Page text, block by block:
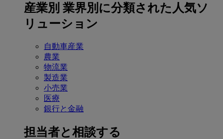
産業別 業界別に分類された人気ソ
リューション
自動車産業
農業
物流業
製造業
小売業
医療
銀行と金融
担当者と相談する